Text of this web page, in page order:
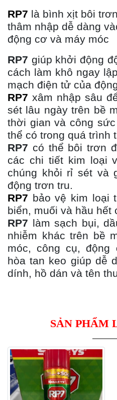
RP7 là bình xịt bôi
thâm nhập dễ dàng
động cơ và máy móc
RP7 giúp khởi động
cách làm khô ngay
mạch điện tử của
RP7 xâm nhập sâu
sét lâu ngày trên bề
thời gian và công
thể có trong quá trình
RP7 có thể bôi trơn
các chi tiết kim loại
chúng khỏi rỉ sét và
động trơn tru.
RP7 bảo vệ kim loại
biển, muối và hầu hết
RP7 làm sạch bụi,
nhiễm khác trên bề
móc, công cụ,
hòa tan keo giúp dễ
dính, hồ dán và tên
SẢN PHẨM